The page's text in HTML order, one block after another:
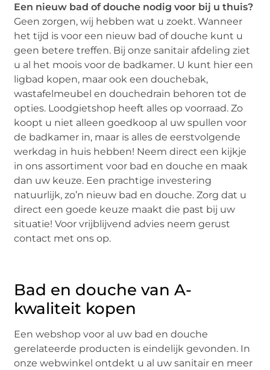
Een nieuw bad of douche nodig voor bij u thuis?
Geen zorgen, wij hebben wat u zoekt. Wanneer
het tijd is voor een nieuw bad of douche kunt u
geen betere treffen. Bij onze sanitair afdeling ziet
u al het moois voor de badkamer. U kunt hier een
ligbad kopen, maar ook een douchebak,
wastafelmeubel en douchedrain behoren tot de
opties. Loodgietshop heeft alles op voorraad. Zo
koopt u niet alleen goedkoop al uw spullen voor
de badkamer in, maar is alles de eerstvolgende
werkdag in huis hebben! Neem direct een kijkje
in ons assortiment voor bad en douche en maak
dan uw keuze. Een prachtige investering
natuurlijk, zo’n nieuw bad en douche. Zorg dat u
direct een goede keuze maakt die past bij uw
situatie! Voor vrijblijvend advies neem gerust
contact met ons op.
Bad en douche van A-
kwaliteit kopen
Een webshop voor al uw bad en douche
gerelateerde producten is eindelijk gevonden. In
onze webwinkel ontdekt u al uw sanitair en meer